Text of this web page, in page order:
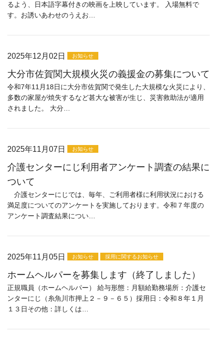
るよう、日本語字幕付きの映画を上映しています。 入場無料で
す。お誘いあわせのうえお…
2025年12月02日 お知らせ
大分市佐賀関大規模火災の義援金の募集について
令和7年11月18日に大分市佐賀関で発生した大規模な火災により、
多数の家屋が焼失するなど甚大な被害が生じ、災害救助法が適用
されました。 大分…
2025年11月07日 お知らせ
介護センターにじ利用者アンケート調査の結果に
ついて
介護センターにじでは、毎年、ご利用者様に利用状況における
満足度についてのアンケートを実施しております。令和７年度の
アンケート調査結果につい…
2025年11月05日 お知らせ 採用に関するお知らせ
ホームヘルパーを募集します（終了しました）
正規職員（ホームヘルパー） 給与形態：月額給勤務場所：介護セ
ンターにじ（糸魚川市押上２－９－６５）採用日：令和８年１月
１３日その他：詳しくは…